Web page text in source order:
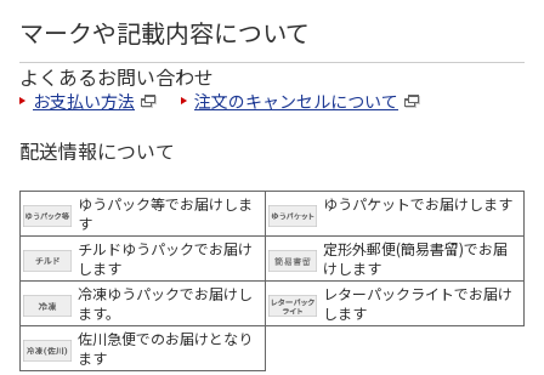
マークや記載内容について
よくあるお問い合わせ
お支払い方法 注文のキャンセルについて
配送情報について
ゆうパック等でお届けしま
す
ゆうパケットでお届けします
チルドゆうパックでお届け
します
定形外郵便(簡易書留)でお届
けします
冷凍ゆうパックでお届けし
ます。
レターパックライトでお届け
します
佐川急便でのお届けとなり
ます